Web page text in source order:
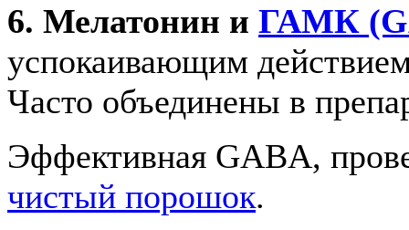
6. Мелатонин и ГАМК
успокаивающим
Часто объединены в
Эффективная GABA,
чистый порошок.